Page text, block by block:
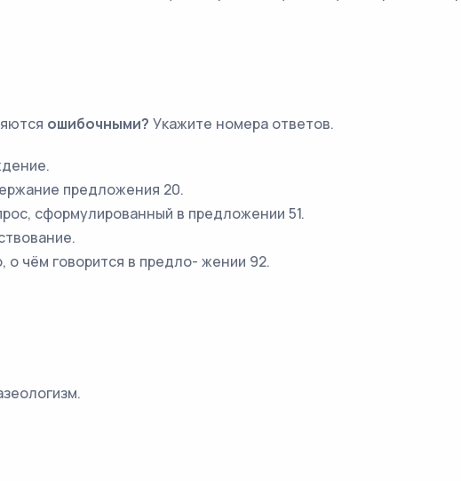
ошибочными? Укажите номера ответов.
предложения 20.
сформулированный в предложении 51.
о чём говорится в предло- жении 92.